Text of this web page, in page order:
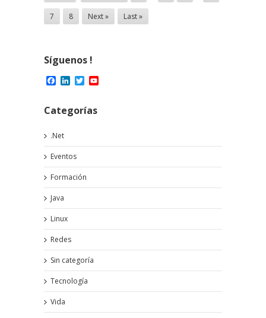
7 8 Next » Last »
Síguenos !
Facebook
LinkedIn
Twitter
Categorías
.Net
Eventos
Formación
Java
Linux
Redes
Sin categoría
Tecnología
Vida